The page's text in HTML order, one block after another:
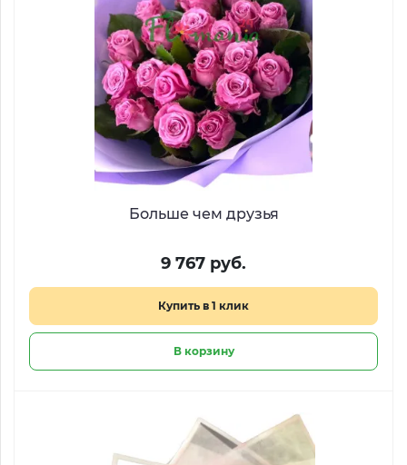
Больше чем друзья
9 767 руб.
Купить в 1 клик
В корзину